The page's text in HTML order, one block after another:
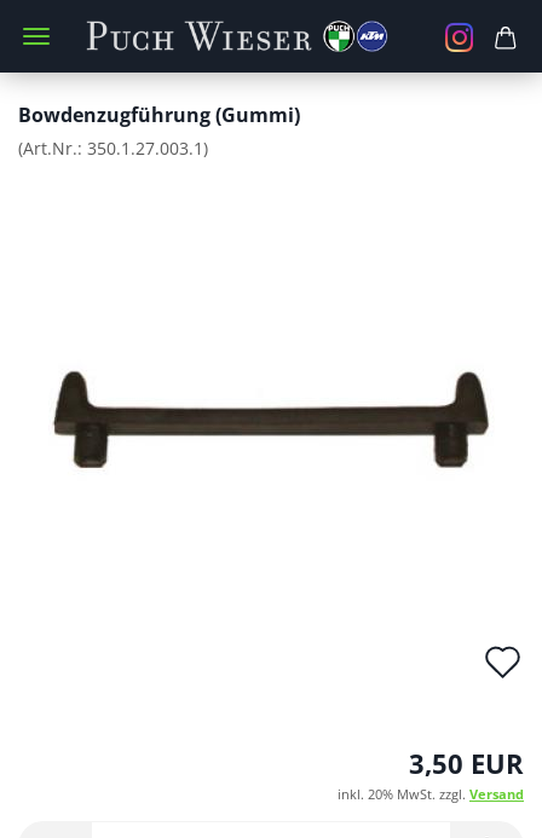
Bowdenzugführung (Gummi)
(Art.Nr.: 350.1.27.003.1)
3,50 EUR
inkl. 20% MwSt. zzgl. Versand